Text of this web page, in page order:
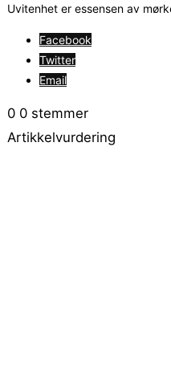
Uvitenhet er essensen av
Facebook
Twitter
Email
0 0 stemmer
Artikkelvurdering